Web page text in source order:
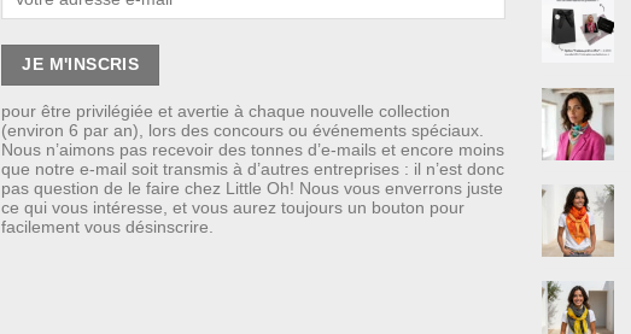
pour être privilégiée et avertie à chaque nouvelle collection
(environ 6 par an), lors des concours ou événements spéciaux.
Nous n’aimons pas recevoir des tonnes d’e-mails et encore moins
que notre e-mail soit transmis à d’autres entreprises : il n’est donc
pas question de le faire chez Little Oh! Nous vous enverrons juste
ce qui vous intéresse, et vous aurez toujours un bouton pour
facilement vous désinscrire.